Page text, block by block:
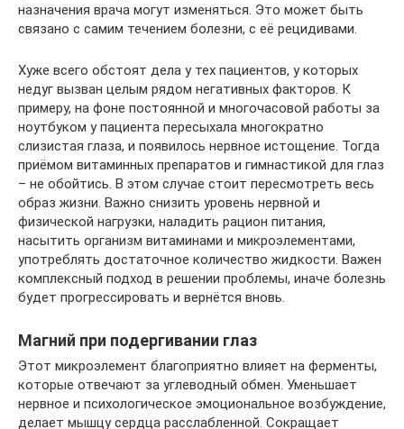
назначения врача могут изменяться. Это может быть
связано с самим течением болезни, с её рецидивами.
Хуже всего обстоят дела у тех пациентов, у которых
недуг вызван целым рядом негативных факторов. К
примеру, на фоне постоянной и многочасовой работы за
ноутбуком у пациента пересыхала многократно
слизистая глаза, и появилось нервное истощение. Тогда
приёмом витаминных препаратов и гимнастикой для глаз
– не обойтись. В этом случае стоит пересмотреть весь
образ жизни. Важно снизить уровень нервной и
физической нагрузки, наладить рацион питания,
насытить организм витаминами и микроэлементами,
употреблять достаточное количество жидкости. Важен
комплексный подход в решении проблемы, иначе болезнь
будет прогрессировать и вернётся вновь.
Магний при подергивании глаз
Этот микроэлемент благоприятно влияет на ферменты,
которые отвечают за углеводный обмен. Уменьшает
нервное и психологическое эмоциональное возбуждение,
делает мышцу сердца расслабленной. Сокращает